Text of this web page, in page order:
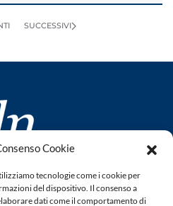
Cookie
tecnologie come i cookie per
del dispositivo. Il consenso a
dati come il comportamento di
SUCCESSIVI
Luperini